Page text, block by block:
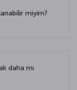
miyim?
daha mı